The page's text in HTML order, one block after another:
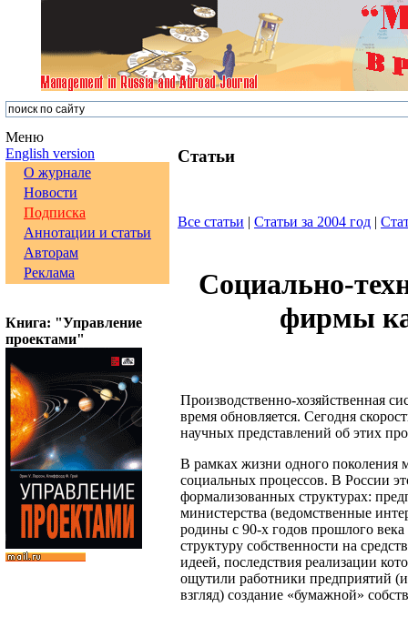
Меню
English version
О журнале
Новости
Подписка
Аннотации и статьи
Авторам
Реклама
Книга: "Управление
проектами"
Статьи
Все статьи | Статьи за 2004 год |
Социально-
фирмы
Производственно-хозяйственная
время обновляется. Сегодня
научных представлений об этих
В рамках жизни одного
социальных процессов. В России
формализованных структурах:
министерства (ведомственные
родины с 90-х годов прошлого
структуру собственности на
идеей, последствия реализации
ощутили работники предприятий
взгляд) создание «бумажной»